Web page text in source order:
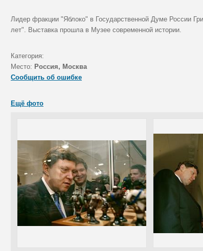
Лидер фракции "Яблоко" в Государственной Думе России
лет". Выставка прошла в Музее современной истории.
Категория:
Место: Россия, Москва
Сообщить об ошибке
Ещё фото